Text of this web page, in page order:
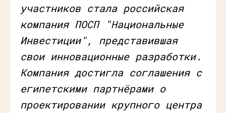
участников стала российская
компания ПОСП "Национальные
Инвестиции", представившая
свои инновационные разработки.
Компания достигла соглашения с
египетскими партнёрами о
проектировании крупного центра